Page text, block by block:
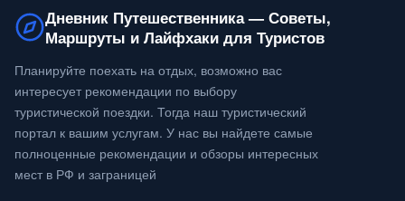
Дневник Путешественника — Советы,
Маршруты и Лайфхаки для Туристов
Планируйте поехать на отдых, возможно вас
интересует рекомендации по выбору
туристической поездки. Тогда наш туристический
портал к вашим услугам. У нас вы найдете самые
полноценные рекомендации и обзоры интересных
мест в РФ и заграницей